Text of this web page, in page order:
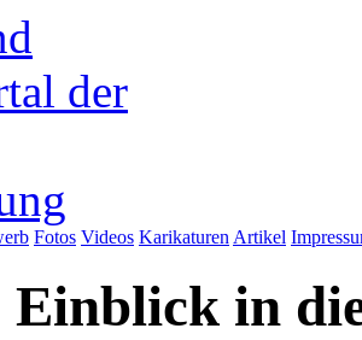
Fotos Videos Karikaturen Artikel
Einblick in